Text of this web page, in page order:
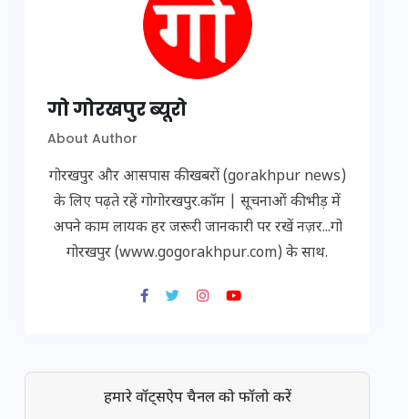
गो गोरखपुर ब्यूरो
About Author
गोरखपुर और आसपास की खबरों (gorakhpur news)
के लिए पढ़ते रहें गोगोरखपुर.कॉम | सूचनाओं की भीड़ में
अपने काम लायक हर जरूरी जानकारी पर रखें नज़र...गो
गोरखपुर (www.gogorakhpur.com) के साथ.
हमारे वॉट्सऐप चैनल को फॉलो करें